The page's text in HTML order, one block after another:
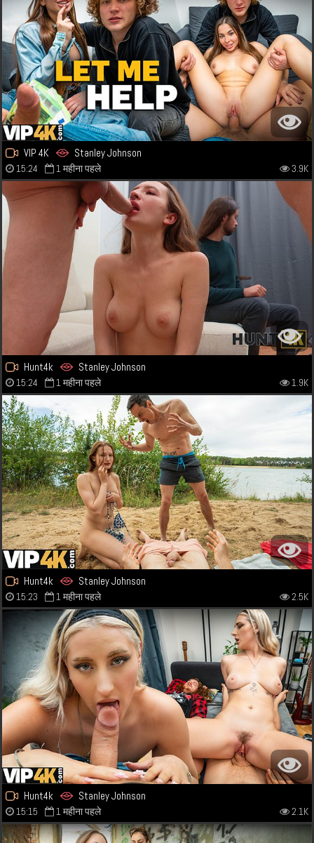
VIP 4K Stanley Johnson
15:24 1 महीना पहले 3.9K
Hunt4k Stanley Johnson
15:24 1 महीना पहले 1.9K
Hunt4k Stanley Johnson
15:23 1 महीना पहले 2.5K
Hunt4k Stanley Johnson
15:15 1 महीना पहले 2.1K